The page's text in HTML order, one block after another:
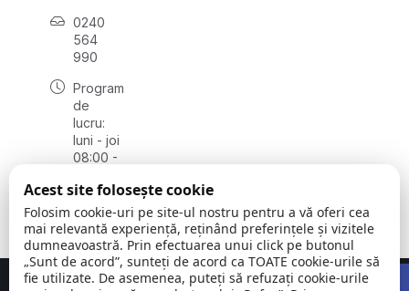
0240
564
990
Program
de
lucru:
luni - joi
08:00 -
vineri
08:00 -
14:00
Acest site folosește cookie
Folosim cookie-uri pe site-ul nostru pentru a vă oferi cea
mai relevantă experiență, reținând preferințele și vizitele
dumneavoastră. Prin efectuarea unui click pe butonul
„Sunt de acord”, sunteți de acord ca TOATE cookie-urile să
fie utilizate. De asemenea, puteți să refuzați cookie-urile